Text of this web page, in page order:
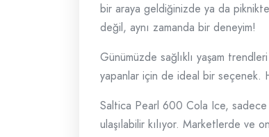
bir araya geldiğinizde ya da
değil, aynı zamanda bir deneyim!
Günümüzde sağlıklı yaşam
yapanlar için de ideal bir seçenek.
Saltica Pearl 600 Cola Ice, sadece
ulaşılabilir kılıyor. Marketlerde ve